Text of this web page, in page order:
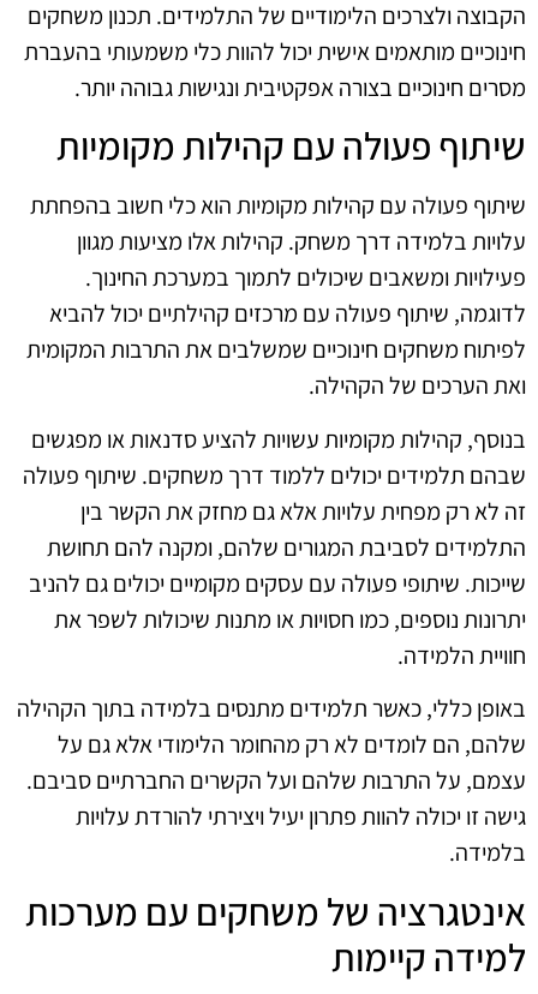
הקבוצה ולצרכים הלימודיים של התלמידים. תכנון משחקים
חינוכיים מותאמים אישית יכול להוות כלי משמעותי בהעברת
מסרים חינוכיים בצורה אפקטיבית ונגישות גבוהה יותר.
שיתוף פעולה עם קהילות מקומיות
שיתוף פעולה עם קהילות מקומיות הוא כלי חשוב בהפחתת
עלויות בלמידה דרך משחק. קהילות אלו מציעות מגוון
פעילויות ומשאבים שיכולים לתמוך במערכת החינוך.
לדוגמה, שיתוף פעולה עם מרכזים קהילתיים יכול להביא
לפיתוח משחקים חינוכיים שמשלבים את התרבות המקומית
ואת הערכים של הקהילה.
בנוסף, קהילות מקומיות עשויות להציע סדנאות או מפגשים
שבהם תלמידים יכולים ללמוד דרך משחקים. שיתוף פעולה
זה לא רק מפחית עלויות אלא גם מחזק את הקשר בין
התלמידים לסביבת המגורים שלהם, ומקנה להם תחושת
שייכות. שיתופי פעולה עם עסקים מקומיים יכולים גם להניב
יתרונות נוספים, כמו חסויות או מתנות שיכולות לשפר את
חוויית הלמידה.
באופן כללי, כאשר תלמידים מתנסים בלמידה בתוך הקהילה
שלהם, הם לומדים לא רק מהחומר הלימודי אלא גם על
עצמם, על התרבות שלהם ועל הקשרים החברתיים סביבם.
גישה זו יכולה להוות פתרון יעיל ויצירתי להורדת עלויות
בלמידה.
אינטגרציה של משחקים עם מערכות
למידה קיימות